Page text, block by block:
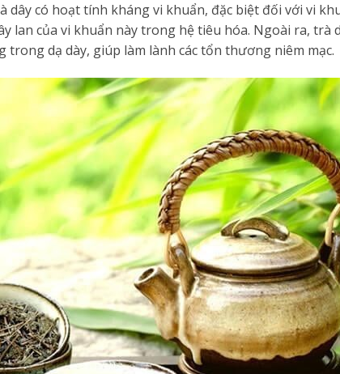
dây có hoạt tính kháng vi khuẩn, đặc biệt đối với vi
lan của vi khuẩn này trong hệ tiêu hóa. Ngoài ra, trà
trong dạ dày, giúp làm lành các tổn thương niêm mạc.